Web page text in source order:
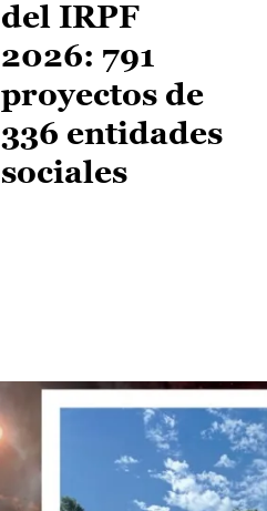
del IRPF
2026: 791
proyectos de
336 entidades
sociales